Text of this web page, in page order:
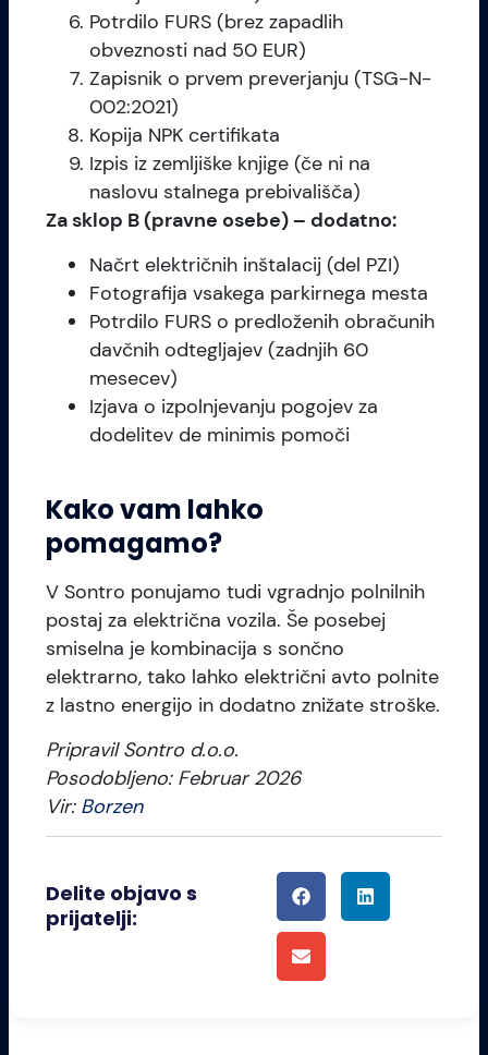
Potrdilo FURS (brez zapadlih
obveznosti nad 50 EUR)
Zapisnik o prvem preverjanju (TSG-N-
002:2021)
Kopija NPK certifikata
Izpis iz zemljiške knjige (če ni na
naslovu stalnega prebivališča)
Za sklop B (pravne osebe) – dodatno:
Načrt električnih inštalacij (del PZI)
Fotografija vsakega parkirnega mesta
Potrdilo FURS o predloženih obračunih
davčnih odtegljajev (zadnjih 60
mesecev)
Izjava o izpolnjevanju pogojev za
dodelitev de minimis pomoči
Kako vam lahko
pomagamo?
V Sontro ponujamo tudi vgradnjo polnilnih
postaj za električna vozila. Še posebej
smiselna je kombinacija s sončno
elektrarno, tako lahko električni avto polnite
z lastno energijo in dodatno znižate stroške.
Pripravil Sontro d.o.o.
Posodobljeno: Februar 2026
Vir: Borzen
Delite objavo s
prijatelji: